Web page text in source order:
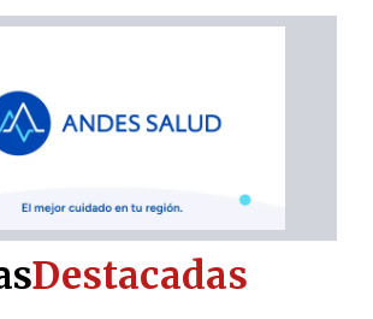
Destacadas